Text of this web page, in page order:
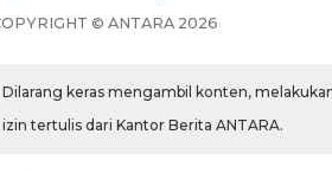
© ANTARA 2026
Dilarang keras mengambil konten,
izin tertulis dari Kantor Berita ANTARA.